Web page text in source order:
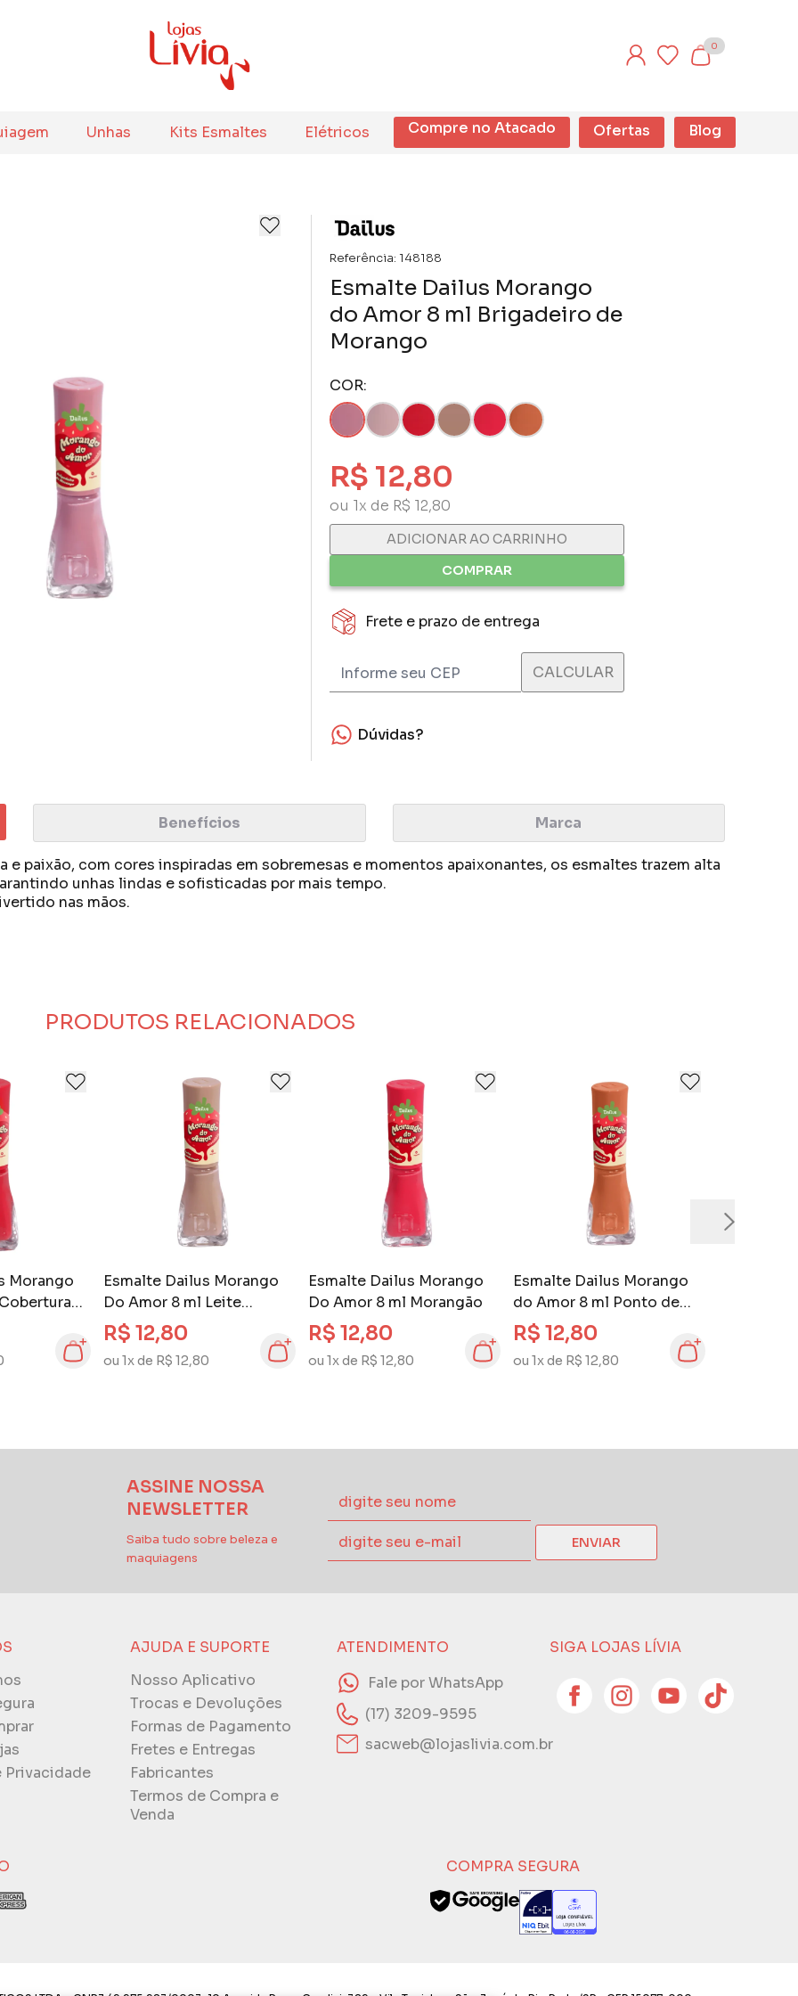
0
Unhas Kits Esmaltes Elétricos Compre no Atacado Ofertas Blog
Referência: 148188
Esmalte Dailus Morango
do Amor 8 ml Brigadeiro de
Morango
COR:
R$ 12,80
ou 1x de R$ 12,80
ADICIONAR AO CARRINHO
COMPRAR
Frete e prazo de entrega
Dúvidas?
Benefícios Marca
e paixão, com cores inspiradas em sobremesas e momentos apaixonantes, os esmaltes trazem alta
unhas lindas e sofisticadas por mais tempo.
nas mãos.
PRODUTOS RELACIONADOS
Morango
Esmalte Dailus Morango
Do Amor 8 ml Leite
Condensado
R$ 12,80
ou 1x de R$ 12,80
Esmalte Dailus Morango
Do Amor 8 ml Morangão
R$ 12,80
ou 1x de R$ 12,80
Esmalte Dailus Morango
do Amor 8 ml Ponto de
Caramelo
R$ 12,80
ou 1x de R$ 12,80
ASSINE NOSSA
NEWSLETTER
Saiba tudo sobre beleza e
maquiagens
ENVIAR
Privacidade
AJUDA E SUPORTE
Nosso Aplicativo
Trocas e Devoluções
Formas de Pagamento
Fretes e Entregas
Fabricantes
Termos de Compra e
Venda
ATENDIMENTO
Fale por WhatsApp
(17) 3209-9595
sacweb@lojaslivia.com.br
SIGA LOJAS LÍVIA
COMPRA SEGURA